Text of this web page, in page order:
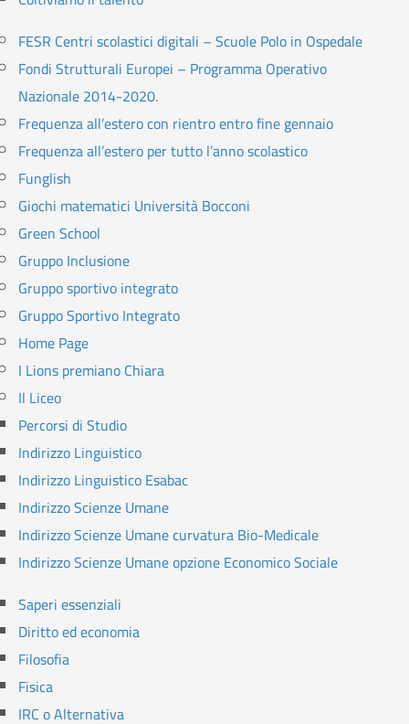
FESR Centri scolastici digitali – Scuole Polo in Ospedale
Fondi Strutturali Europei – Programma Operativo
Nazionale 2014-2020.
Frequenza all’estero con rientro entro fine gennaio
Frequenza all’estero per tutto l’anno scolastico
Funglish
Giochi matematici Università Bocconi
Green School
Gruppo Inclusione
Gruppo sportivo integrato
Gruppo Sportivo Integrato
Home Page
I Lions premiano Chiara
Il Liceo
Percorsi di Studio
Indirizzo Linguistico
Indirizzo Linguistico Esabac
Indirizzo Scienze Umane
Indirizzo Scienze Umane curvatura Bio-Medicale
Indirizzo Scienze Umane opzione Economico Sociale
Saperi essenziali
Diritto ed economia
Filosofia
Fisica
IRC o Alternativa